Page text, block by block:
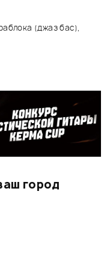
(джаз бас),
город